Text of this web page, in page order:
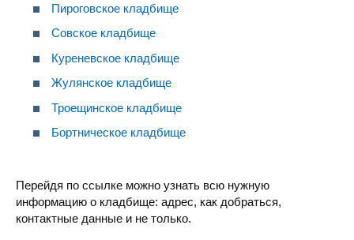
Пироговское кладбище
Совское кладбище
Куреневское кладбище
Жулянское кладбище
Троещинское кладбище
Бортническое кладбище
Перейдя по ссылке можно узнать всю нужную
информацию о кладбище: адрес, как добраться,
контактные данные и не только.